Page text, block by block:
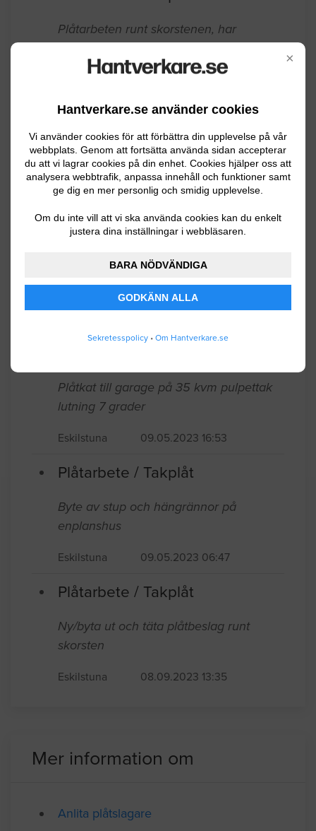
×
Hantverkare.se använder cookies
Vi använder cookies för att förbättra din upplevelse på vår
webbplats. Genom att fortsätta använda sidan accepterar
du att vi lagrar cookies på din enhet. Cookies hjälper oss att
analysera webbtrafik, anpassa innehåll och funktioner samt
ge dig en mer personlig och smidig upplevelse.
Om du inte vill att vi ska använda cookies kan du enkelt
justera dina inställningar i webbläsaren.
BARA NÖDVÄNDIGA
GODKÄNN ALLA
Sekretesspolicy • Om Hantverkare.se
Plåtarbete / Takplåt
läckage.
Eskilstuna 07.24.2025 14:25
Plåtarbete / Takplåt
bastu/gäststuga. Skall fästas på plats.
04.04.2024 10:29
Plåtarbete / Takplåt
Gamla fönster.
Plåtarbete / Takplåt
Plåtkat till garage på 35 kvm pulpettak
lutning 7 grader
Plåtarbete / Takplåt
Byte av stup och hängrännor på
enplanshus
Plåtarbete / Takplåt
Ny/byta ut och täta plåtbeslag runt
Mer information om